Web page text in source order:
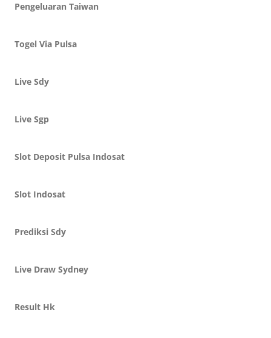
Pengeluaran Taiwan
Togel Via Pulsa
Live Sdy
Live Sgp
Slot Deposit Pulsa Indosat
Slot Indosat
Prediksi Sdy
Live Draw Sydney
Result Hk